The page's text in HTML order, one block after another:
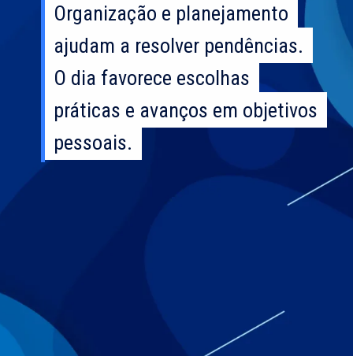
Organização e planejamento
ajudam a resolver pendências.
O dia favorece escolhas
práticas e avanços em objetivos
pessoais.
Organização e planejamento
ajudam a resolver pendências.
O dia favorece escolhas
práticas e avanços em objetivos
pessoais.